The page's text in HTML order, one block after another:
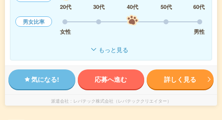
20代
30代 40代 50代
60代
男女比率
女性
男性
もっと見る
気になる! 応募へ進む 詳しく見る
派遣会社 レバテック株式会社（レバテッククリエイター）